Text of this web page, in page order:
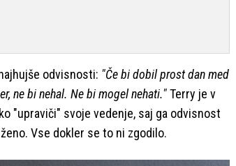
odvisnosti: "Če bi dobil prost dan med
ne bi nehal. Ne bi mogel nehati."Terry je v
"upraviči" svoje vedenje, saj ga odvisnost
Vse dokler se to ni zgodilo.